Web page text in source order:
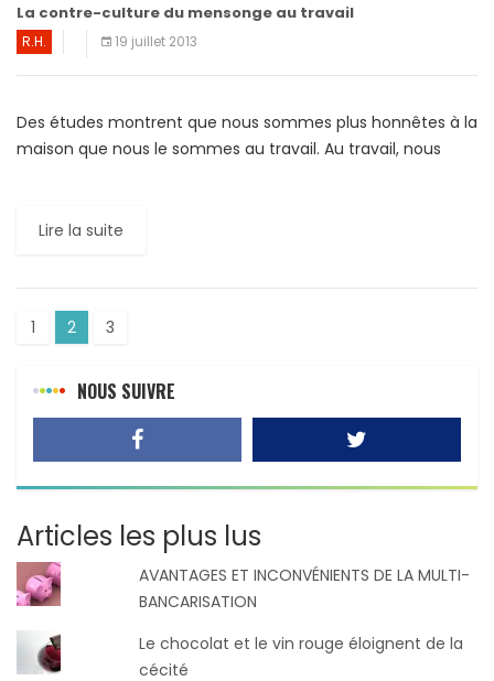
La contre-culture du mensonge au travail
R.H. 19 juillet 2013
Des études montrent que nous sommes plus honnêtes à la
maison que nous le sommes au travail. Au travail, nous
Lire la suite
1 2 3
NOUS SUIVRE
Articles les plus lus
AVANTAGES ET INCONVÉNIENTS DE LA MULTI-
BANCARISATION
Le chocolat et le vin rouge éloignent de la
cécité